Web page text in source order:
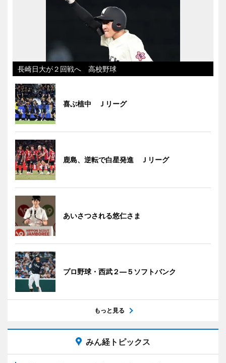
長崎日大が２回戦へ 高校野球
喜ぶ植中 Ｊリーグ
鹿島、逆転で白星発進 Ｊリーグ
あいさつされる悠仁さま
プロ野球・西武２―５ソフトバンク
もっと見る
みん経トピックス